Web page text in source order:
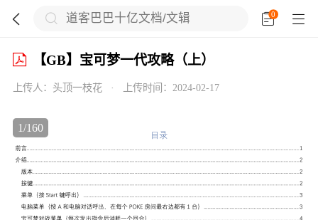
 0 

【GB】宝可梦一代攻略（上）
上传人： 头顶一枝花· 上传时间： 2024-02-17
1/160


